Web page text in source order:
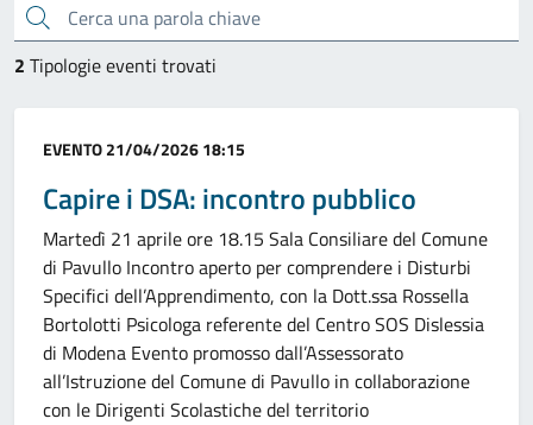
Cerca una parola chiave
2 Tipologie eventi trovati
Categoria:
EVENTO21/04/2026 18:15
Capire i DSA: incontro pubblico
Martedì 21 aprile ore 18.15 Sala Consiliare del Comune
di Pavullo Incontro aperto per comprendere i Disturbi
Specifici dell’Apprendimento, con la Dott.ssa Rossella
Bortolotti Psicologa referente del Centro SOS Dislessia
di Modena Evento promosso dall’Assessorato
all’Istruzione del Comune di Pavullo in collaborazione
con le Dirigenti Scolastiche del territorio